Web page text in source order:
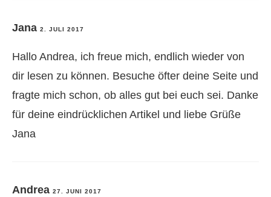
Jana 2. JULI 2017
Hallo Andrea, ich freue mich, endlich wieder von
dir lesen zu können. Besuche öfter deine Seite und
fragte mich schon, ob alles gut bei euch sei. Danke
für deine eindrücklichen Artikel und liebe Grüße
Jana
Andrea 27. JUNI 2017